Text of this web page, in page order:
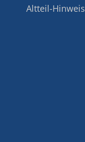
Altteil-Hinweis